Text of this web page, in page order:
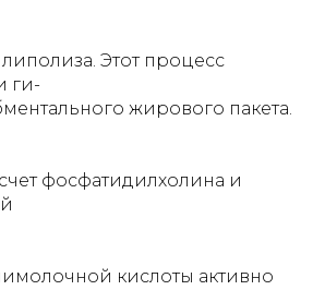
Этот процесс
ги-
жирового пакета.
фосфатидилхолина и
кислоты активно